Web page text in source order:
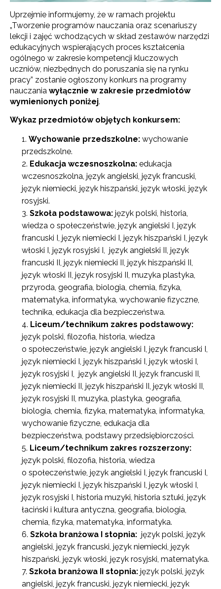
Uprzejmie informujemy, że w ramach projektu
„Tworzenie programów nauczania oraz scenariuszy
lekcji i zajęć wchodzących w skład zestawów narzędzi
edukacyjnych wspierających proces kształcenia
ogólnego w zakresie kompetencji kluczowych
uczniów, niezbędnych do poruszania się na rynku
pracy” zostanie ogłoszony konkurs na programy
nauczania wyłącznie w zakresie przedmiotów
wymienionych poniżej.
Wykaz przedmiotów objętych konkursem:
Wychowanie przedszkolne: wychowanie
przedszkolne.
Edukacja wczesnoszkolna: edukacja
wczesnoszkolna, język angielski, język francuski,
język niemiecki, język hiszpański, język włoski, język
rosyjski.
Szkoła podstawowa: język polski, historia,
wiedza o społeczeństwie, język angielski I, język
francuski I, język niemiecki I, język hiszpański I, język
włoski I, język rosyjski I, język angielski II, język
francuski II, język niemiecki II, język hiszpański II,
język włoski II, język rosyjski II, muzyka plastyka,
przyroda, geografia, biologia, chemia, fizyka,
matematyka, informatyka, wychowanie fizyczne,
technika, edukacja dla bezpieczeństwa.
Liceum/technikum zakres podstawowy:
język polski, filozofia, historia, wiedza
o społeczeństwie, język angielski I, język francuski I,
język niemiecki I, język hiszpański I, język włoski I,
język rosyjski I, język angielski II, język francuski II,
język niemiecki II, język hiszpański II, język włoski II,
język rosyjski II, muzyka, plastyka, geografia,
biologia, chemia, fizyka, matematyka, informatyka,
wychowanie fizyczne, edukacja dla
bezpieczeństwa, podstawy przedsiębiorczości.
Liceum/technikum zakres rozszerzony:
język polski, filozofia, historia, wiedza
o społeczeństwie, język angielski I, język francuski I,
język niemiecki I, język hiszpański I, język włoski I,
język rosyjski I, historia muzyki, historia sztuki, język
łaciński i kultura antyczna, geografia, biologia,
chemia, fizyka, matematyka, informatyka.
Szkoła branżowa I stopnia: język polski, język
angielski, język francuski, język niemiecki, język
hiszpański, język włoski, język rosyjski, matematyka.
Szkoła branżowa II stopnia: język polski, język
angielski, język francuski, język niemiecki, język